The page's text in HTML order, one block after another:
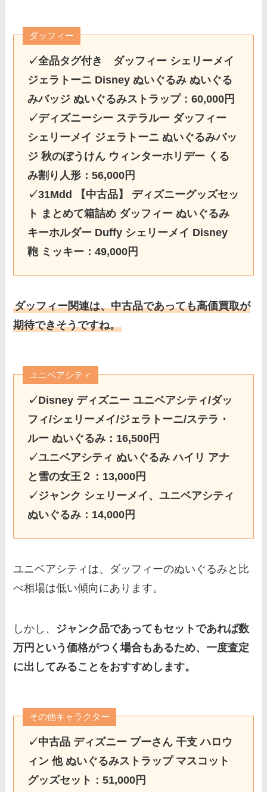
ダッフィー
✓全品タグ付き ダッフィー シェリーメイ
ジェラトーニ Disney ぬいぐるみ ぬいぐる
みバッジ ぬいぐるみストラップ：60,000円
✓ディズニーシー ステラルー ダッフィー
シェリーメイ ジェラトーニ ぬいぐるみバッ
ジ 秋のぼうけん ウィンターホリデー くる
み割り人形：56,000円
✓31Mdd 【中古品】 ディズニーグッズセッ
ト まとめて箱詰め ダッフィー ぬいぐるみ
キーホルダー Duffy シェリーメイ Disney
鞄 ミッキー：49,000円
ダッフィー関連は、中古品であっても高価買取が
期待できそうですね。
ユニベアシティ
✓Disney ディズニー ユニベアシティ/ダッ
フィ/シェリーメイ/ジェラトーニ/ステラ・
ルー ぬいぐるみ：16,500円
✓ユニベアシティ ぬいぐるみ ハイリ アナ
と雪の女王２：13,000円
✓ジャンク シェリーメイ、ユニベアシティ
ぬいぐるみ：14,000円
ユニベアシティは、ダッフィーのぬいぐるみと比
べ相場は低い傾向にあります。
しかし、 ジャンク品であってもセットであれば数
万円という価格がつく場合もあるため、一度査定
に出してみることをおすすめします。
その他キャラクター
✓中古品 ディズニー プーさん 干支 ハロウ
ィン 他 ぬいぐるみストラップ マスコット
グッズセット：51,000円